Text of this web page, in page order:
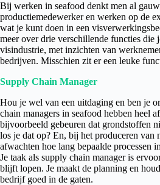
Bij werken in seafood denkt men al
productiemedewerker en werken op de
wat je kunt doen in een
meer over drie verschillende functies die
visindustrie, met inzichten van
bedrijven. Misschien zit er een leuke
Supply Chain Manager
Hou je wel van een uitdaging en ben je
chain managers in seafood hebben heel
bijvoorbeeld gebeuren dat grondstoffen
los je dat op? En, bij het produceren van
afwachten hoe lang bepaalde processen
Je taak als supply chain manager is
blijft lopen. Je maakt de planning en
bedrijf goed in de gaten.